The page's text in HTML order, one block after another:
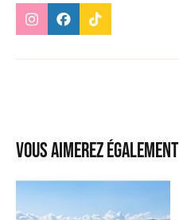
Vous aimerez également